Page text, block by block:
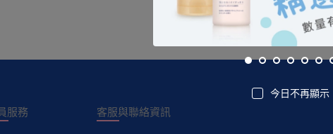
服務 客服與聯絡資訊
今日不再顯示